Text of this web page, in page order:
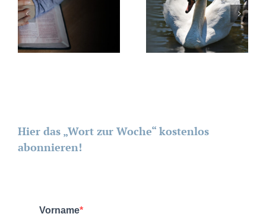
Hier das „Wort zur Woche“ kostenlos
abonnieren!